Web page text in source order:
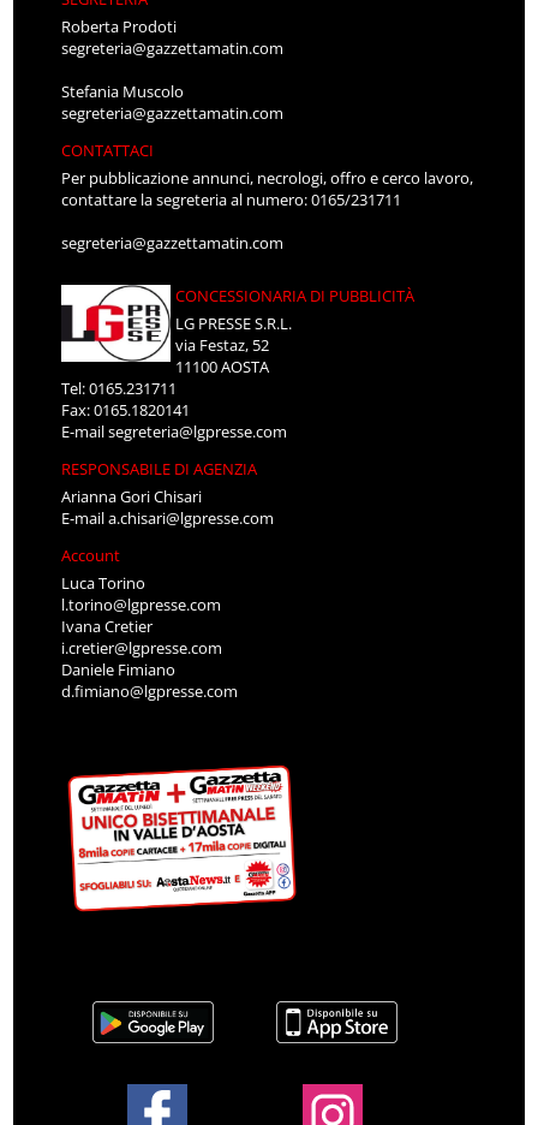
Roberta Prodoti
segreteria@gazzettamatin.com
Stefania Muscolo
segreteria@gazzettamatin.com
CONTATTACI
Per pubblicazione annunci, necrologi, offro e cerco lavoro,
contattare la segreteria al numero: 0165/231711
segreteria@gazzettamatin.com
CONCESSIONARIA DI PUBBLICITÀ
LG PRESSE S.R.L.
via Festaz, 52
11100 AOSTA
Tel: 0165.231711
Fax: 0165.1820141
E-mailsegreteria@lgpresse.com
RESPONSABILE DI AGENZIA
Arianna Gori Chisari
E-maila.chisari@lgpresse.com
Account
Luca Torino
l.torino@lgpresse.com
Ivana Cretier
i.cretier@lgpresse.com
Daniele Fimiano
d.fimiano@lgpresse.com